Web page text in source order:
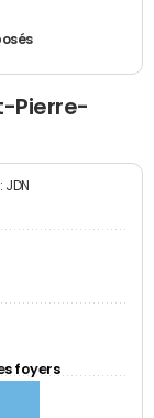
Pierre-
foyers